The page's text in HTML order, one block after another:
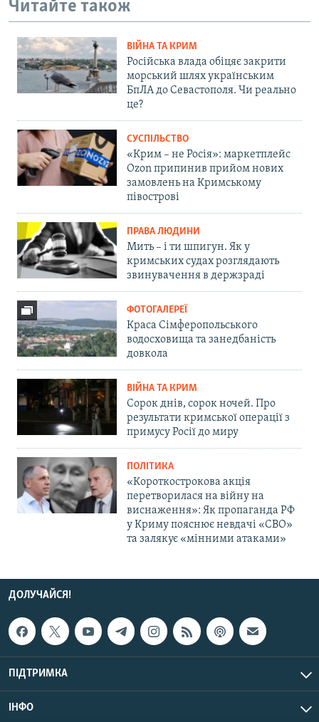
Читайте також
ВІЙНА ТА КРИМ
Російська влада обіцяє закрити
морський шлях українським
БпЛА до Севастополя. Чи реально
це?
СУСПІЛЬСТВО
«Крим – не Росія»: маркетплейс
Ozon припинив прийом нових
замовлень на Кримському
півострові
ПРАВА ЛЮДИНИ
Мить – і ти шпигун. Як у
кримських судах розглядають
звинувачення в держзраді
ФОТОГАЛЕРЕЇ
Краса Сімферопольського
водосховища та занедбаність
довкола
ВІЙНА ТА КРИМ
Сорок днів, сорок ночей. Про
результати кримської операції з
примусу Росії до миру
ПОЛІТИКА
«Короткострокова акція
перетворилася на війну на
виснаження»: Як пропаганда РФ
у Криму пояснює невдачі «СВО»
та залякує «мінними атаками»
ДОЛУЧАЙСЯ!
ПІДТРИМКА
ІНФО